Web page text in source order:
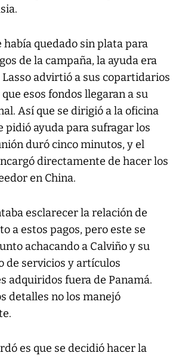
había quedado sin plata para
de la campaña, la ayuda era
advirtió a sus copartidarios
esos fondos llegaran a su
Así que se dirigió a la oficina
pidió ayuda para sufragar los
duró cinco minutos, y el
directamente de hacer los
en China.
esclarecer la relación de
a estos pagos, pero este se
achacando a Calviño y su
de servicios y artículos
adquiridos fuera de Panamá.
detalles no los manejó
es que se decidió hacer la